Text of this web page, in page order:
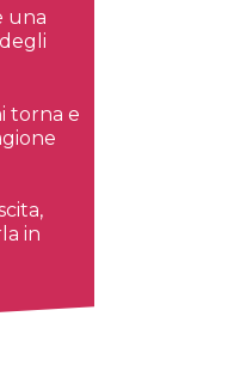
una
torna e
in